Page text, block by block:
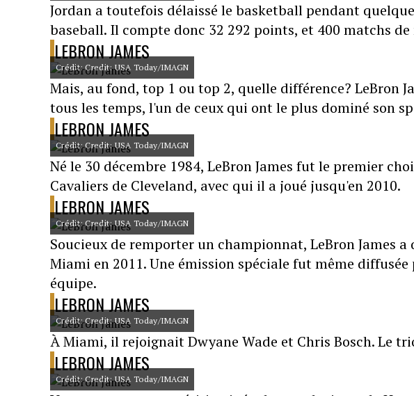
Jordan a toutefois délaissé le basketball pendant
baseball. Il compte donc 32 292 points, et 400 matchs de
LEBRON JAMES
Crédit: Credit: USA Today/IMAGN
Mais, au fond, top 1 ou top 2, quelle différence? LeBron
tous les temps, l'un de ceux qui ont le plus dominé son
LEBRON JAMES
Crédit: Credit: USA Today/IMAGN
Né le 30 décembre 1984, LeBron James fut le premier
Cavaliers de Cleveland, avec qui il a joué jusqu'en 2010.
LEBRON JAMES
Crédit: Credit: USA Today/IMAGN
Soucieux de remporter un championnat, LeBron James
Miami en 2011. Une émission spéciale fut même
équipe.
LEBRON JAMES
Crédit: Credit: USA Today/IMAGN
À Miami, il rejoignait Dwyane Wade et Chris Bosch. Le
LEBRON JAMES
Crédit: Credit: USA Today/IMAGN